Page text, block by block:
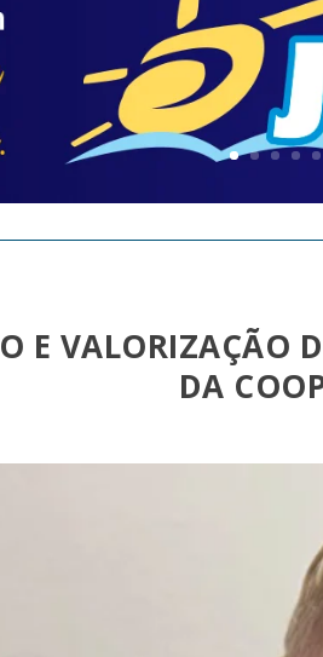
E VALORIZAÇÃO
DA